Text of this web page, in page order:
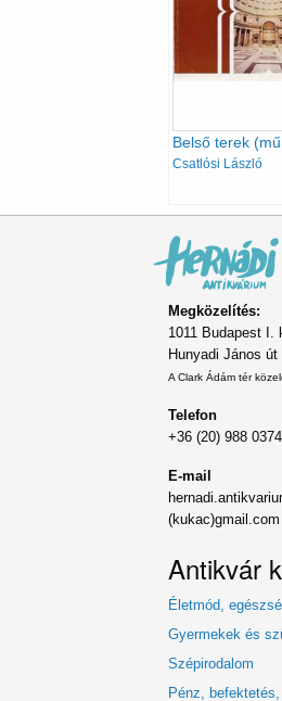
Csatlósi László
Megközelítés:
1011 Budapest I.
Hunyadi János út
A Clark Ádám tér
Telefon
+36 (20) 988 0374
E-mail
(kukac)gmail.com
Antikvár
Életmód,
Gyermekek és
Szépirodalom
Pénz,